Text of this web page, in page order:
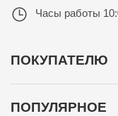
Часы работы
ПОКУПАТЕЛЮ
ПОПУЛЯРНОЕ